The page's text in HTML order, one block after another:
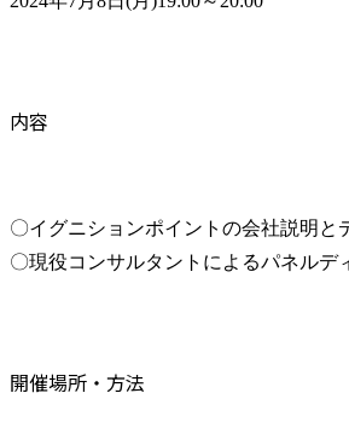
内容
〇イグニションポイントの会社説明と
〇現役コンサルタントによるパネルデ
開催場所・方法